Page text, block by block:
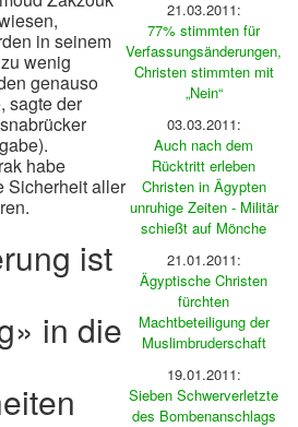
in seinem
wenig
genauso
sagte der
habe
Sicherheit aller
ist
in die
21.03.2011:
77% stimmten für
Verfassungsänderungen,
Christen stimmten mit
„Nein“
03.03.2011:
Auch nach dem
Rücktritt erleben
Christen in Ägypten
unruhige Zeiten - Militär
schießt auf Mönche
21.01.2011:
Ägyptische Christen
fürchten
Machtbeteiligung der
Muslimbruderschaft
19.01.2011:
Sieben Schwerverletzte
des Bombenanschlags